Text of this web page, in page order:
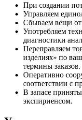
При создании
Управляем
Сбываем вещи от
Употребляем
диагностики
Переправляем
изделиях» по
термины заказов.
Оперативно
соответствии с
В запасе
экспириенсом.